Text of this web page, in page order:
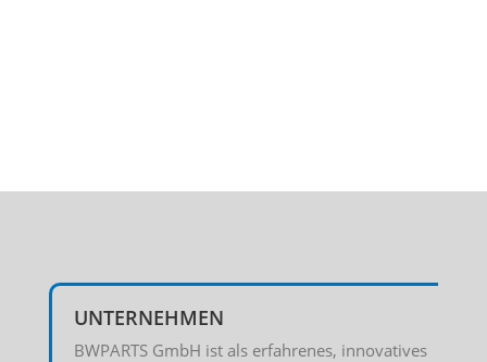
UNTERNEHMEN
BWPARTS GmbH ist als erfahrenes, innovatives